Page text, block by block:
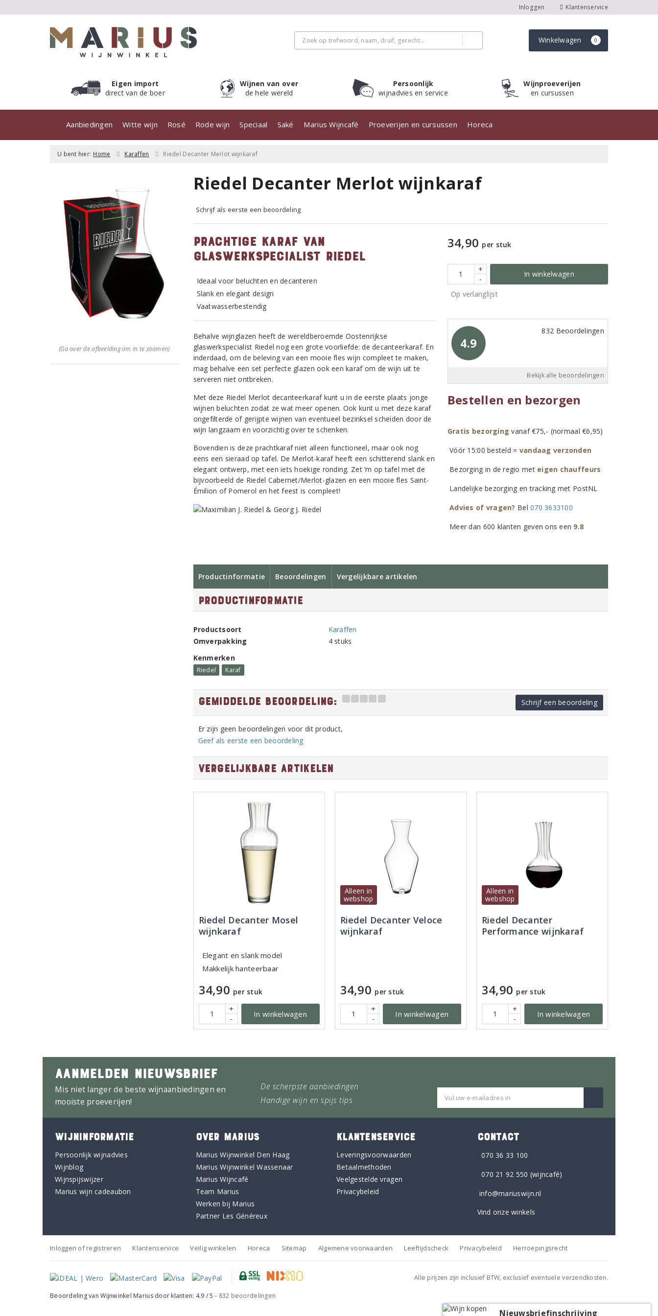
Inloggen Klantenservice
Winkelwagen 0
Eigen import
direct van de boer
Wijnen van over
de hele wereld
Persoonlijk
wijnadvies en service
Wijnproeverijen
en cursussen
Aanbiedingen Witte wijn Rosé Rode wijn Speciaal Saké Marius Wijncafé Proeverijen en cursussen Horeca
U bent hier: Home Karaffen Riedel Decanter Merlot wijnkaraf
(Ga over de afbeelding om in te zoomen)
Riedel Decanter Merlot wijnkaraf
Schrijf als eerste een beoordeling
Prachtige karaf van
glaswerkspecialist Riedel
Ideaal voor beluchten en decanteren
Slank en elegant design
Vaatwasserbestendig
Behalve wijnglazen heeft de wereldberoemde Oostenrijkse
glaswerkspecialist Riedel nog een grote voorliefde: de decanteerkaraf. En
inderdaad, om de beleving van een mooie fles wijn compleet te maken,
mag behalve een set perfecte glazen ook een karaf om de wijn uit te
serveren niet ontbreken.
Met deze Riedel Merlot decanteerkaraf kunt u in de eerste plaats jonge
wijnen beluchten zodat ze wat meer openen. Ook kunt u met deze karaf
ongefilterde of gerijpte wijnen van eventueel bezinksel scheiden door de
wijn langzaam en voorzichtig over te schenken.
Bovendien is deze prachtkaraf niet alleen functioneel, maar ook nog
eens een sieraad op tafel. De Merlot-karaf heeft een schitterend slank en
elegant ontwerp, met een iets hoekige ronding. Zet ‘m op tafel met de
bijvoorbeeld de Riedel Cabernet/Merlot-glazen en een mooie fles Saint-
Émilion of Pomerol en het feest is compleet!
34,90 per stuk
+
-
In winkelwagen
Op verlanglijst
4.9
832 Beoordelingen
Bekijk alle beoordelingen
Bestellen en bezorgen
Gratis bezorging vanaf €75,- (normaal €6,95)
Vóór 15:00 besteld = vandaag verzonden
Bezorging in de regio met eigen chauffeurs
Landelijke bezorging en tracking met PostNL
Advies of vragen? Bel070 3633100
Meer dan 600 klanten geven ons een 9.8
Productinformatie Beoordelingen Vergelijkbare artikelen
Productinformatie
Productsoort
Karaffen
Omverpakking
4 stuks
Kenmerken
Riedel Karaf
Gemiddelde beoordeling: Schrijf een beoordeling
Er zijn geen beoordelingen voor dit product,
Geef als eerste een beoordeling
Vergelijkbare artikelen
Riedel Decanter Mosel
wijnkaraf
Elegant en slank model
Makkelijk hanteerbaar
34,90 per stuk
+
-
In winkelwagen
Alleen in
webshop
Riedel Decanter Veloce
wijnkaraf
34,90 per stuk
+
-
In winkelwagen
Alleen in
webshop
Riedel Decanter
Performance wijnkaraf
34,90 per stuk
+
-
In winkelwagen
AANMELDEN NIEUWSBRIEF
Mis niet langer de beste wijnaanbiedingen en
mooiste proeverijen!
De scherpste aanbiedingen
Handige wijn en spijs tips
WIJNINFORMATIE
Persoonlijk wijnadvies
Wijnblog
Wijnspijswijzer
Marius wijn cadeaubon
OVER MARIUS
Marius Wijnwinkel Den Haag
Marius Wijnwinkel Wassenaar
Marius Wijncafé
Team Marius
Werken bij Marius
Partner Les Généreux
KLANTENSERVICE
Leveringsvoorwaarden
Betaalmethoden
Veelgestelde vragen
Privacybeleid
CONTACT
070 36 33 100
070 21 92 550 (wijncafé)
info@mariuswijn.nl
Vind onze winkels
Inloggen of registreren Klantenservice Veilig winkelen Horeca Sitemap Algemene voorwaarden Leeftijdscheck Privacybeleid Herroepingsrecht
Alle prijzen zijn inclusief BTW, exclusief eventuele verzendkosten.
Beoordeling vanWijnwinkel Mariusdoor klanten: 4.9 /5 - 832 beoordelingen
Nieuwsbriefinschrijving